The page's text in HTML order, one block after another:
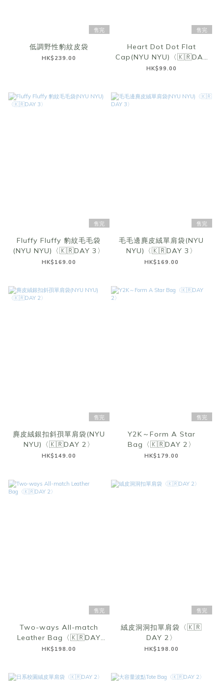
售完
低調野性豹紋皮袋
HK$239.00
售完
Heart Dot Dot Flat
Cap(NYU NYU)〈🇰🇷DAY
3〉
HK$99.00
售完
Fluffy Fluffy 豹紋毛毛袋
(NYU NYU)〈🇰🇷DAY 3〉
HK$169.00
售完
毛毛邊麂皮絨單肩袋(NYU
NYU)〈🇰🇷DAY 3〉
HK$169.00
售完
麂皮絨銀扣斜孭單肩袋(NYU
NYU)〈🇰🇷DAY 2〉
HK$149.00
售完
Y2K～Form A Star
Bag〈🇰🇷DAY 2〉
HK$179.00
售完
Two-ways All-match
Leather Bag〈🇰🇷DAY
2〉
HK$198.00
售完
絨皮洞洞扣單肩袋〈🇰🇷
DAY 2〉
HK$198.00